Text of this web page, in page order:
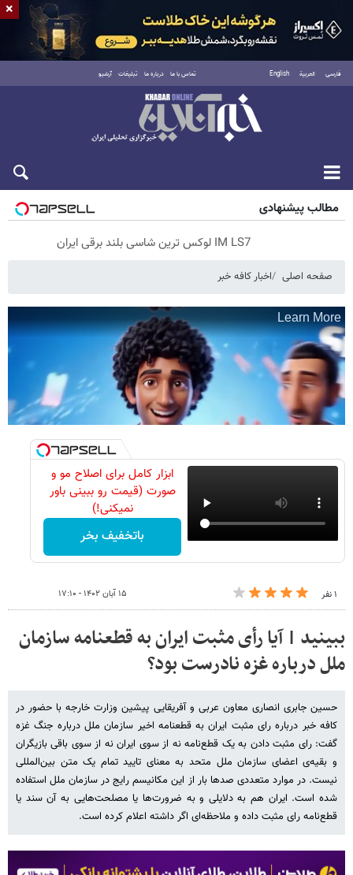
فارسی العربية English تماس با ما درباره ما تبلیغات آرشیو
پنجشنبه ۱۵ مرداد ۱۴۰۵
مطالب پیشنهادی
IM LS7 لوکس ترین شاسی بلند برقی ایران
صفحه اصلی اخبار کافه خبر
ابزار کامل برای اصلاح مو و
صورت (قیمت رو ببینی باور
نمیکنی!)
باتخفیف بخر
۱ نفر ۱۵ آبان ۱۴۰۲ - ۱۷:۱۰
ببینید | آیا رأی مثبت ایران به قطعنامه سازمان
ملل درباره غزه نادرست بود؟
حسین جابری انصاری معاون عربی و آفریقایی پیشین وزارت خارجه با حضور در
کافه خبر درباره رای مثبت ایران به قطعنامه اخیر سازمان ملل درباره جنگ غزه
گفت: رای مثبت دادن به یک قطع‌نامه نه از سوی ایران نه از سوی باقی بازیگران
و بقیه‌ی اعضای سازمان ملل متحد به معنای تایید تمام یک متن بین‌المللی
نیست. در موارد متعددی صدها بار از این مکانیسم رایج در سازمان ملل استفاده
شده است. ایران هم به دلایلی و به ضرورت‌ها یا مصلحت‎‌هایی به آن سند یا
قطع‌نامه رای مثبت داده و ملاحظه‌ای اگر داشته اعلام کرده است.
×